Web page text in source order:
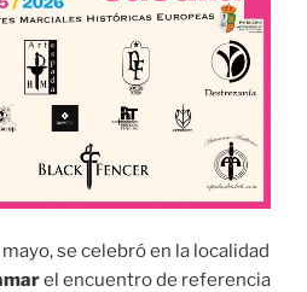
se celebró en la localidad
el encuentro de referencia